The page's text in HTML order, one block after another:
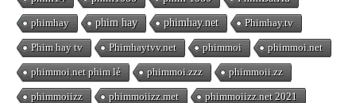
phimhay phim hay phimhay.net Phimhay.tv
Phim hay tv Phimhaytvv.net phimmoi phimmoi.net
phimmoi.net phim lẻ phimmoi.zzz phimmoii.zz
phimmoiizz phimmoiizz.met phimmoiizz.net 2021